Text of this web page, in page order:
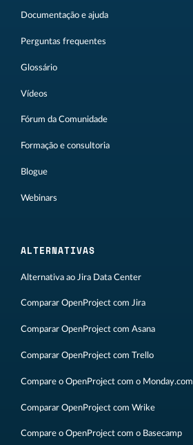
Documentação e ajuda
Perguntas frequentes
Glossário
Vídeos
Fórum da Comunidade
Formação e consultoria
Blogue
Webinars
ALTERNATIVAS
Alternativa ao Jira Data Center
Comparar OpenProject com Jira
Comparar OpenProject com Asana
Comparar OpenProject com Trello
Compare o OpenProject com o Monday.com
Comparar OpenProject com Wrike
Compare o OpenProject com o Basecamp